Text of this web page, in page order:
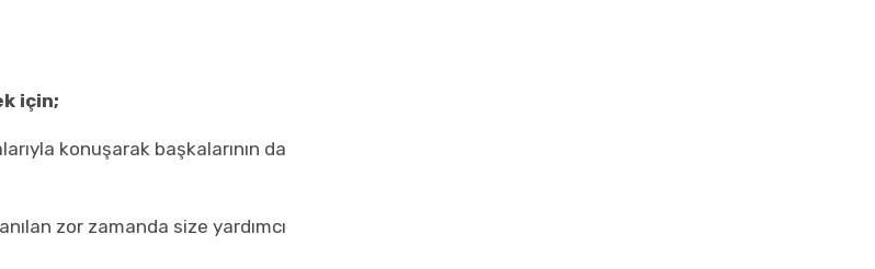
için;
konuşarak başkalarının da
zor zamanda size yardımcı